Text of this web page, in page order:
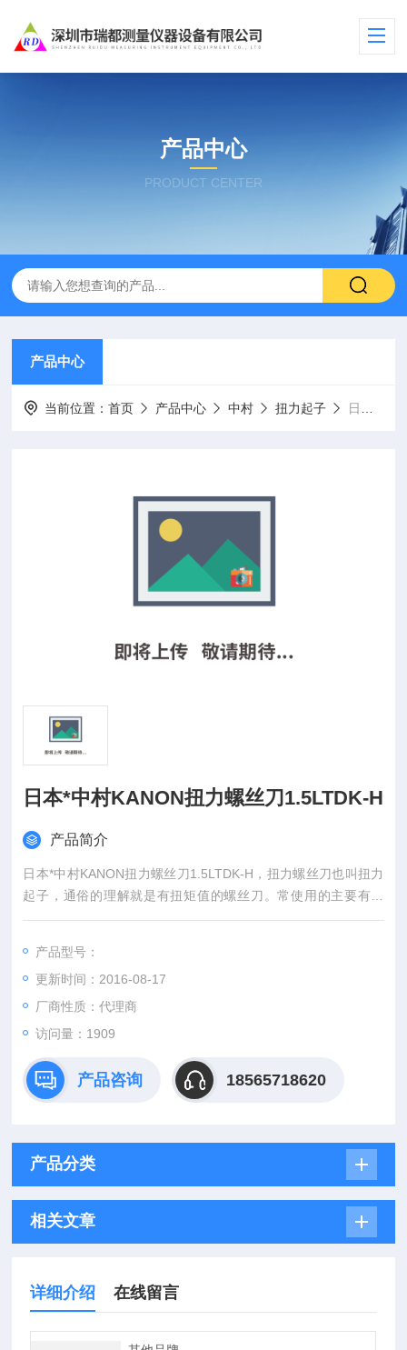
产品中心
PRODUCT CENTER
产品中心
当前位置：首页 产品中心 中村 扭力起子 日本*中村KANON扭力螺丝刀1.5LTDK-H
日本*中村KANON扭力螺丝刀1.5LTDK-H
产品简介
日本*中村KANON扭力螺丝刀1.5LTDK-H，扭力螺丝刀也叫扭力
起子，通俗的理解就是有扭矩值的螺丝刀。常使用的主要有两
种，预置式扭力螺丝刀，指针式（表盘）扭力螺丝刀。
产品型号：
更新时间：2016-08-17
厂商性质：代理商
访问量：1909
产品咨询 18565718620
产品分类
相关文章
详细介绍 在线留言